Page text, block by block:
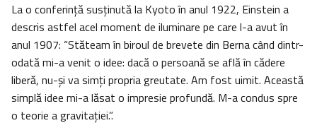
La o conferinţă susţinută la Kyoto în anul 1922, Einstein a
descris astfel acel moment de iluminare pe care l-a avut în
anul 1907: “Stăteam în biroul de brevete din Berna când dintr-
odată mi-a venit o idee: dacă o persoană se află în cădere
liberă, nu-şi va simţi propria greutate. Am fost uimit. Această
simplă idee mi-a lăsat o impresie profundă. M-a condus spre
o teorie a gravitaţiei.”.